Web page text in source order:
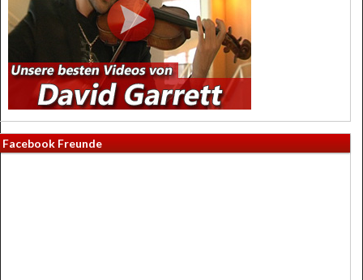
Facebook Freunde